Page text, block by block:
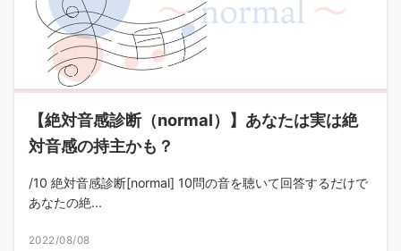
【絶対音感診断（normal）】あなたは実は絶
対音感の持主かも？
/10 絶対音感診断[normal] 10問の音を聴いて回答するだけで
あなたの絶...
2022/08/08